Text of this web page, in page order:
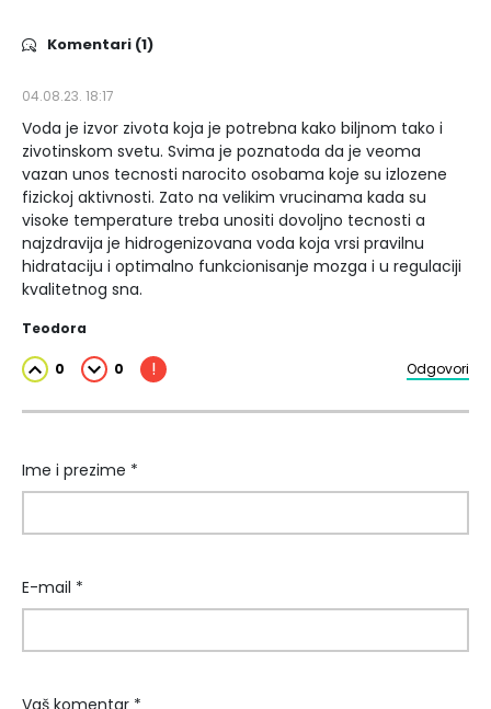
Komentari (1)
04.08.23. 18:17
Voda je izvor zivota koja je potrebna kako biljnom tako i
zivotinskom svetu. Svima je poznatoda da je veoma
vazan unos tecnosti narocito osobama koje su izlozene
fizickoj aktivnosti. Zato na velikim vrucinama kada su
visoke temperature treba unositi dovoljno tecnosti a
najzdravija je hidrogenizovana voda koja vrsi pravilnu
hidrataciju i optimalno funkcionisanje mozga i u regulaciji
kvalitetnog sna.
Teodora
0 0 ! Odgovori
Ime i prezime *
E-mail *
Vaš komentar *